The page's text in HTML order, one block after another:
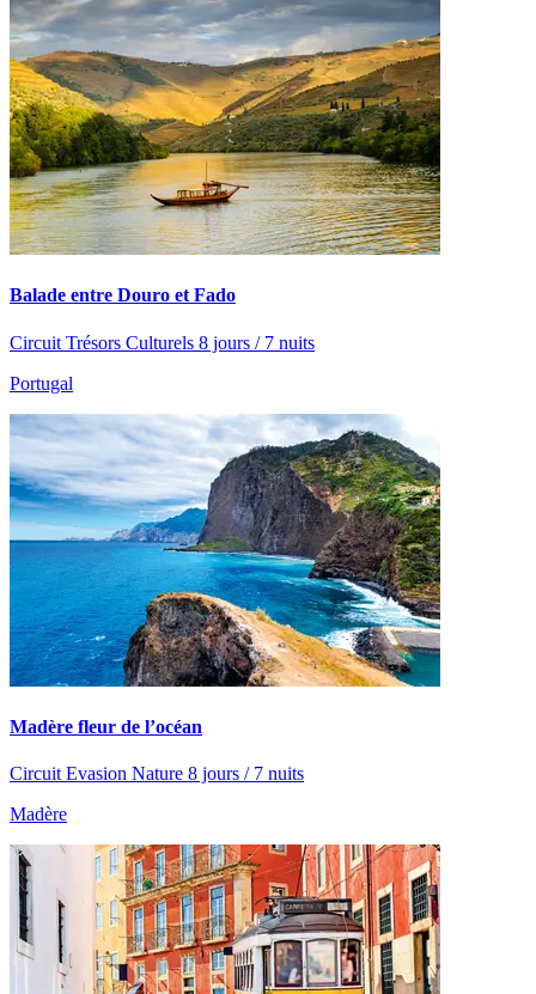
Balade entre Douro et Fado
Circuit Trésors Culturels 8 jours / 7 nuits
Portugal
Madère fleur de l’océan
Circuit Evasion Nature 8 jours / 7 nuits
Madère